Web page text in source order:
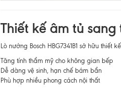
Thiết kế âm tủ
Lò nướng Bosch HBG7341B1 sở hữu
Tăng tính thẩm mỹ cho không gian bếp
Dễ dàng vệ sinh, hạn chế bám bẩn
Phù hợp nhiều phong cách nội thất